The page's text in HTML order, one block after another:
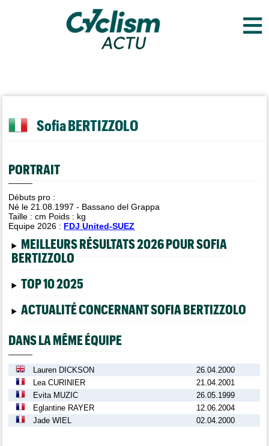
≡
Sofia BERTIZZOLO
PORTRAIT
Débuts pro :
Né le 21.08.1997 - Bassano del Grappa
Taille :cm Poids : kg
Equipe 2026 : FDJ United-SUEZ
MEILLEURS RÉSULTATS 2026 POUR SOFIA
BERTIZZOLO
TOP 10 2025
ACTUALITÉ CONCERNANT SOFIA BERTIZZOLO
DANS LA MÊME ÉQUIPE
Lauren DICKSON
26.04.2000
Lea CURINIER
21.04.2001
Evita MUZIC
26.05.1999
Eglantine RAYER
12.06.2004
Jade WIEL
02.04.2000